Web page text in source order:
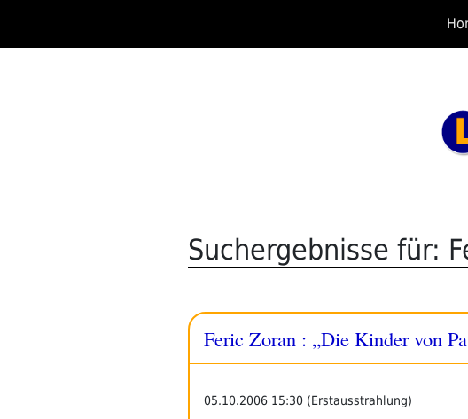
springen
Suchergebnisse für:
Feric Zoran : „Die Kinder von
05.10.2006 15:30 (Erstausstrahlung)